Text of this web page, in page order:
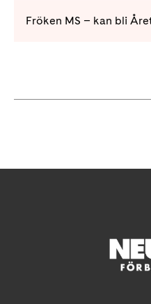
Fröken MS – kan bli